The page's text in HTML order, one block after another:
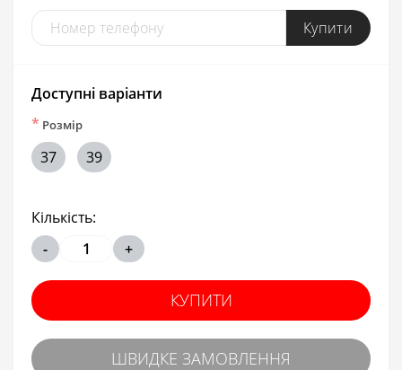
Купити
Доступні варіанти
* Розмір
37 39
Кількість:
-
+
КУПИТИ
ШВИДКЕ ЗАМОВЛЕННЯ